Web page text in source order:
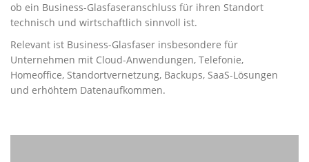
ob ein Business-Glasfaseranschluss für ihren Standort
technisch und wirtschaftlich sinnvoll ist.
Relevant ist Business-Glasfaser insbesondere für
Unternehmen mit Cloud-Anwendungen, Telefonie,
Homeoffice, Standortvernetzung, Backups, SaaS-Lösungen
und erhöhtem Datenaufkommen.